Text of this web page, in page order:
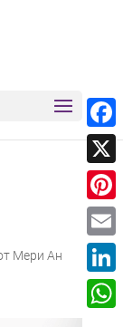
Мери Ан
X
Email